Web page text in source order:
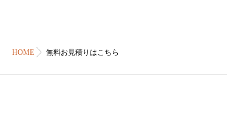
HOME 無料お見積りはこちら